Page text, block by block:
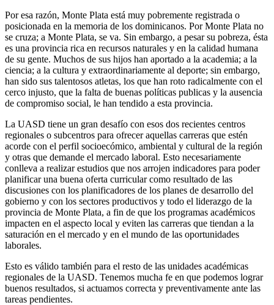
Por esa razón, Monte Plata está muy pobremente registrada o
posicionada en la memoria de los dominicanos. Por Monte Plata no
se cruza; a Monte Plata, se va. Sin embargo, a pesar su pobreza, ésta
es una provincia rica en recursos naturales y en la calidad humana
de su gente. Muchos de sus hijos han aportado a la academia; a la
ciencia; a la cultura y extraordinariamente al deporte; sin embargo,
han sido sus talentosos atletas, los que han roto radicalmente con el
cerco injusto, que la falta de buenas políticas publicas y la ausencia
de compromiso social, le han tendido a esta provincia.
La UASD tiene un gran desafío con esos dos recientes centros
regionales o subcentros para ofrecer aquellas carreras que estén
acorde con el perfil socioecómico, ambiental y cultural de la región
y otras que demande el mercado laboral. Esto necesariamente
conlleva a realizar estudios que nos arrojen indicadores para poder
planificar una buena oferta curricular como resultado de las
discusiones con los planificadores de los planes de desarrollo del
gobierno y con los sectores productivos y todo el liderazgo de la
provincia de Monte Plata, a fin de que los programas académicos
impacten en el aspecto local y eviten las carreras que tiendan a la
saturación en el mercado y en el mundo de las oportunidades
laborales.
Esto es válido también para el resto de las unidades académicas
regionales de la UASD. Tenemos mucha fe en que podemos lograr
buenos resultados, si actuamos correcta y preventivamente ante las
tareas pendientes.